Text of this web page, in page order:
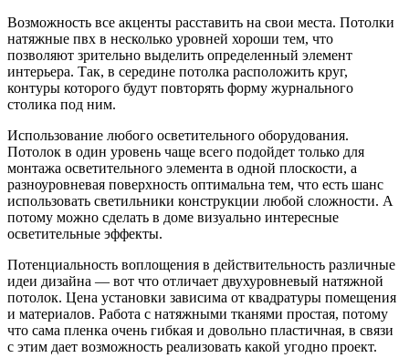
Возможность все акценты расставить на свои места. Потолки
натяжные пвх в несколько уровней хороши тем, что
позволяют зрительно выделить определенный элемент
интерьера. Так, в середине потолка расположить круг,
контуры которого будут повторять форму журнального
столика под ним.
Использование любого осветительного оборудования.
Потолок в один уровень чаще всего подойдет только для
монтажа осветительного элемента в одной плоскости, а
разноуровневая поверхность оптимальна тем, что есть шанс
использовать светильники конструкции любой сложности. А
потому можно сделать в доме визуально интересные
осветительные эффекты.
Потенциальность воплощения в действительность различные
идеи дизайна — вот что отличает двухуровневый натяжной
потолок. Цена установки зависима от квадратуры помещения
и материалов. Работа с натяжными тканями простая, потому
что сама пленка очень гибкая и довольно пластичная, в связи
с этим дает возможность реализовать какой угодно проект.